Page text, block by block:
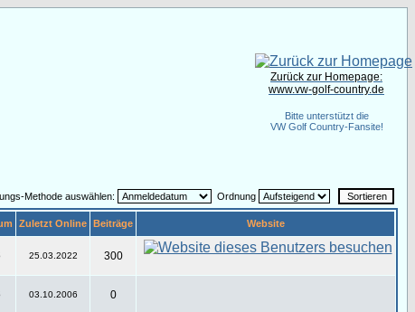
Zurück zur Homepage:
www.vw-golf-country.de
Bitte unterstützt die
VW Golf Country-Fansite!
Methode auswählen: Ordnung
Zuletzt Online Beiträge Website
25.03.2022 300
03.10.2006 0